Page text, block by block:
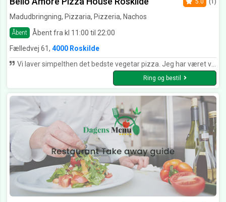
Madudbringning, Pizzaria, Pizzeria, Nachos
Åbent Åbent fra kl 11:00 til 22:00
5.0 (1)
Fælledvej 61, 4000 Roskilde
Vi laver simpelthen det bedste vegetar pizza. Jeg har været vegetar i rigtig mange år og det altid svært at finde et pizzeria der laver gode vegetar pizza, man i formår at lave det bedste.
Ring og bestil